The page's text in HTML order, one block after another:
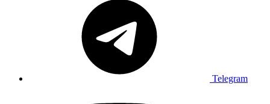
Telegram